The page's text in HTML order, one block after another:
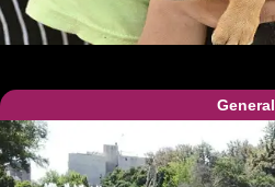
General